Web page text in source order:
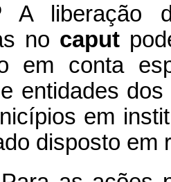
A liberação
no caput
em conta
entidades
em
disposto em